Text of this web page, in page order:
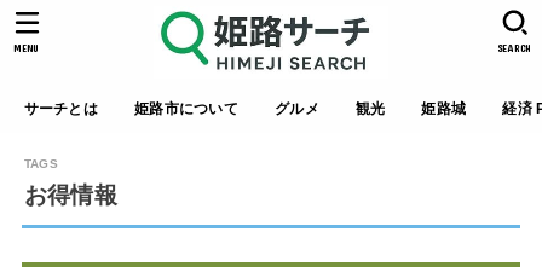
サーチとは 姫路市について グルメ 観光 姫路城 経済
SEARCH
MENU
お得情報